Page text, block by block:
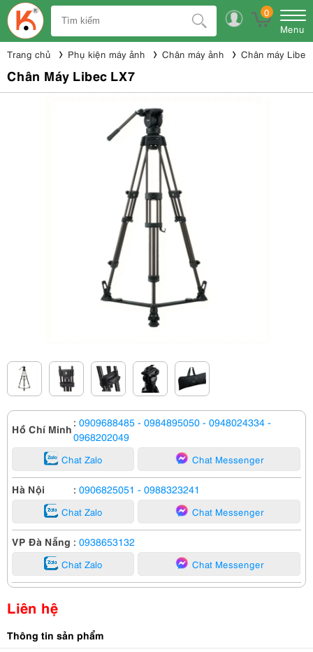
0
Menu
Trang chủ Phụ kiện máy ảnh Chân máy ảnh Chân máy Libec
Chân Máy Libec LX7
Hồ Chí Minh : 0909688485 - 0984895050 - 0948024334 -
0968202049
Chat Zalo Chat Messenger
Hà Nội : 0906825051 - 0988323241
Chat Zalo Chat Messenger
VP Đà Nẵng : 0938653132
Chat Zalo Chat Messenger
Liên hệ
Thông tin sản phẩm